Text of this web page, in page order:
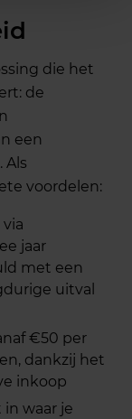
die het
de
een
Als
voordelen:
jaar
met een
uitval
€50 per
dankzij het
inkoop
in waar je